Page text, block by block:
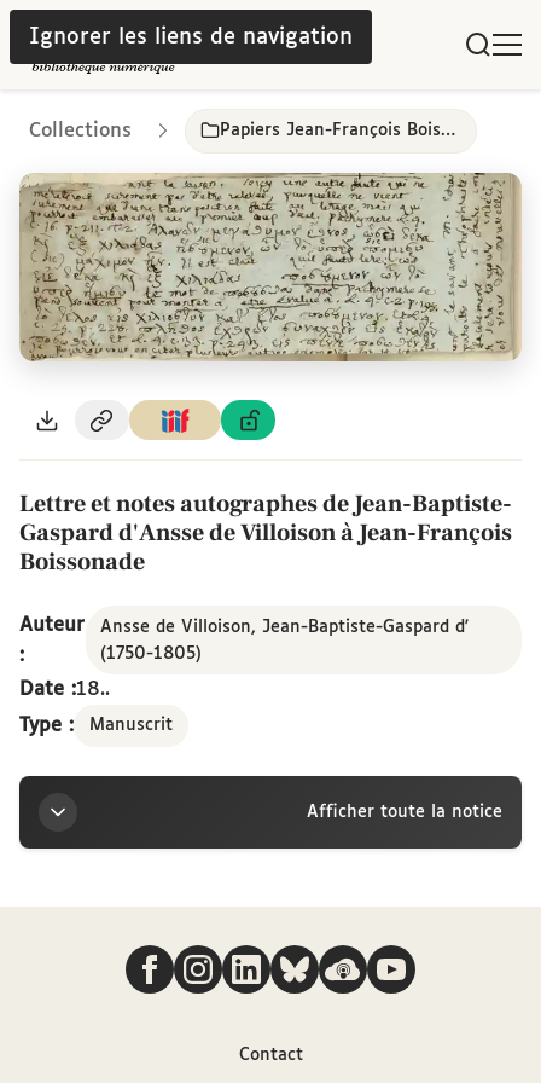
Ignorer les liens de navigation
Collections Papiers Jean-François Boissonade
Lettre et notes autographes de Jean-Baptiste-
Gaspard d'Ansse de Villoison à Jean-François
Boissonade
Auteur
:
Ansse de Villoison, Jean-Baptiste-Gaspard d'
(1750-1805)
Date :18..
Type :
Manuscrit
Afficher toute la notice
Titre
Lettre et notes autographes de Jean-Baptiste-
Gaspard d'Ansse de Villoison à Jean-François
Nous suivre
Contact